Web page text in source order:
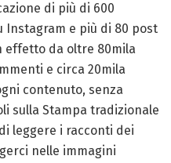
di più di 600
Instagram e più di 80 post
effetto da oltre 80mila
e circa 20mila
contenuto, senza
sulla Stampa tradizionale
leggere i racconti dei
nelle immagini